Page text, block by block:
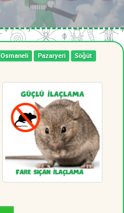
Osmaneli Pazaryeri
Söğüt